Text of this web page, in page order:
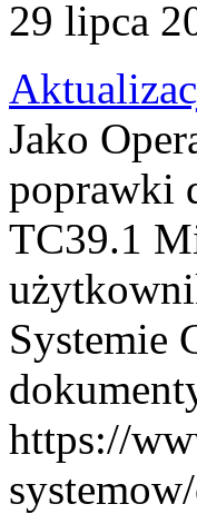
29 lipca
Jako
poprawki
TC39.1
Systemie
https://